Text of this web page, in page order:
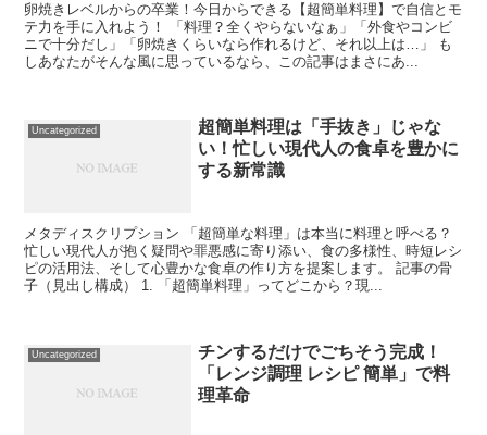
卵焼きレベルからの卒業！今日からできる【超簡単料理】で自信とモ
テ力を手に入れよう！ 「料理？全くやらないなぁ」「外食やコンビ
ニで十分だし」「卵焼きくらいなら作れるけど、それ以上は…」 も
しあなたがそんな風に思っているなら、この記事はまさにあ...
Uncategorized
超簡単料理は「手抜き」じゃな
い！忙しい現代人の食卓を豊かに
する新常識
メタディスクリプション 「超簡単な料理」は本当に料理と呼べる？
忙しい現代人が抱く疑問や罪悪感に寄り添い、食の多様性、時短レシ
ピの活用法、そして心豊かな食卓の作り方を提案します。 記事の骨
子（見出し構成） 1. 「超簡単料理」ってどこから？現...
Uncategorized
チンするだけでごちそう完成！
「レンジ調理 レシピ 簡単」で料
理革命